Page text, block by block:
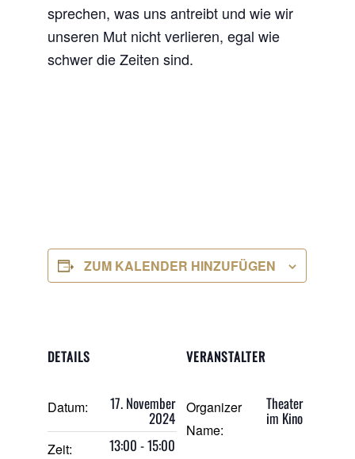
sprechen, was uns antreibt und wie wir
unseren Mut nicht verlieren, egal wie
schwer die Zeiten sind.
ZUM KALENDER HINZUFÜGEN
DETAILS
Datum: 17. November
2024
Zeit: 13:00 - 15:00
VERANSTALTER
Organizer
Name:
Theater
im Kino